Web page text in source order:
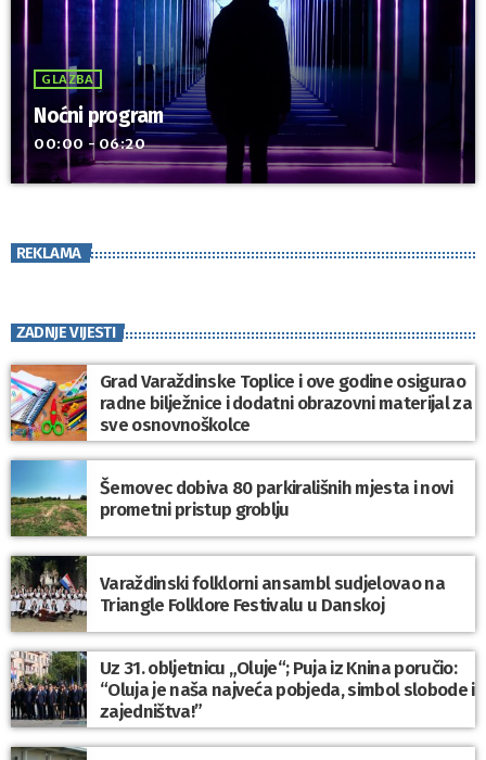
GLAZBA
Noćni program
00:00 - 06:20
REKLAMA
ZADNJE VIJESTI
Grad Varaždinske Toplice i ove godine osigurao
radne bilježnice i dodatni obrazovni materijal za
sve osnovnoškolce
Šemovec dobiva 80 parkirališnih mjesta i novi
prometni pristup groblju
Varaždinski folklorni ansambl sudjelovao na
Triangle Folklore Festivalu u Danskoj
Uz 31. obljetnicu „Oluje“; Puja iz Knina poručio:
“Oluja je naša najveća pobjeda, simbol slobode i
zajedništva!”